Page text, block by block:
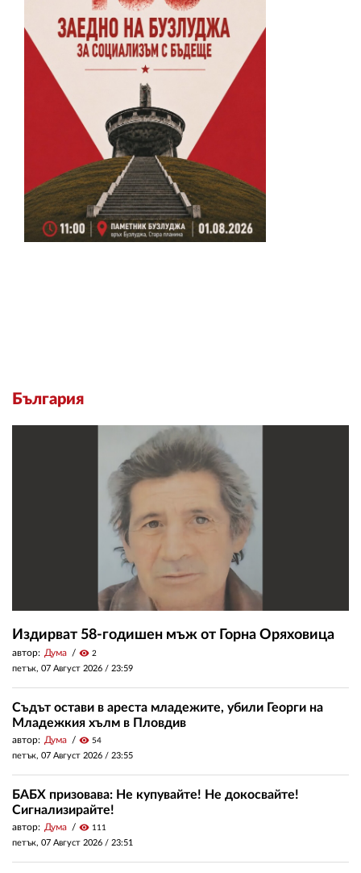
България
Издирват 58-годишен мъж от Горна Оряховица
автор: Дума visibility 2
петък, 07 Август 2026 / 23:59
Съдът остави в ареста младежите, убили Георги на
Младежкия хълм в Пловдив
автор: Дума visibility 54
петък, 07 Август 2026 / 23:55
БАБХ призовава: Не купувайте! Не докосвайте!
Сигнализирайте!
автор: Дума visibility 111
петък, 07 Август 2026 / 23:51